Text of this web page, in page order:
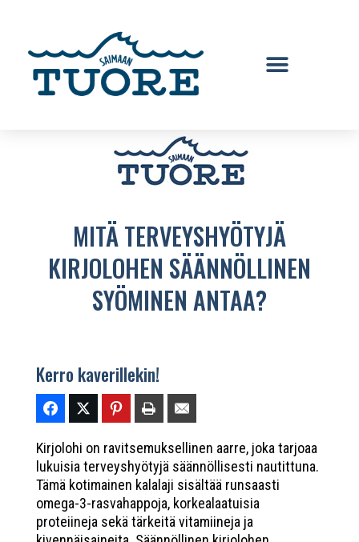
MITÄ TERVEYSHYÖTYJÄ
KIRJOLOHEN SÄÄNNÖLLINEN
SYÖMINEN ANTAA?
Kerro kaverillekin!
Kirjolohi on ravitsemuksellinen aarre, joka tarjoaa
lukuisia terveyshyötyjä säännöllisesti nautittuna.
Tämä kotimainen kalalaji sisältää runsaasti
omega-3-rasvahappoja, korkealaatuisia
proteiineja sekä tärkeitä vitamiineja ja